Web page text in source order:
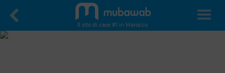
Il sito di case #1 in Marocco